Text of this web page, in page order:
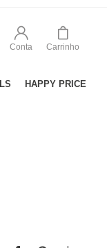
Conta Carrinho
HAPPY PRICE